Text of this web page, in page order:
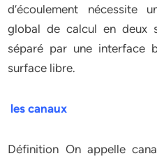
d’écoulement nécessite
global de calcul en deux
séparé par une interface
surface libre.
les canaux
Définition On appelle